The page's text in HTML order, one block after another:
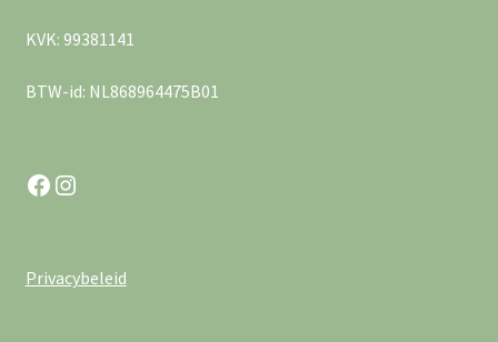
KVK: 99381141
BTW-id: NL868964475B01
Facebook
Instagram
Privacybeleid